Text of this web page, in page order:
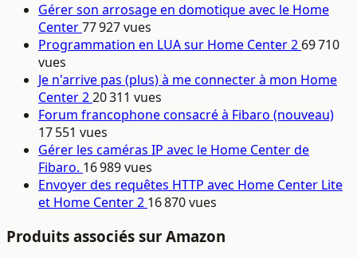
Gérer son arrosage en domotique avec le Home
Center77 927 vues
Programmation en LUA sur Home Center 2 69 710
vues
Je n'arrive pas (plus) à me connecter à mon Home
Center 220 311 vues
Forum francophone consacré à Fibaro (nouveau)
17 551 vues
Gérer les caméras IP avec le Home Center de
Fibaro. 16 989 vues
Envoyer des requêtes HTTP avec Home Center Lite
et Home Center 2 16 870 vues
Produits associés sur Amazon